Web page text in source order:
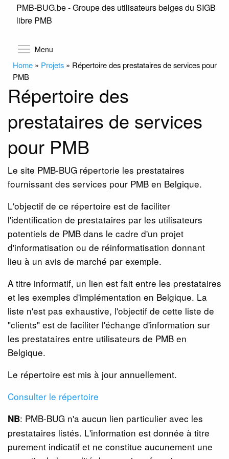
Skip
PMB-BUG.be - Groupe des utilisateurs belges du SIGB
libre PMB
Menu
Home » Projets » Répertoire des prestataires de services pour
PMB
Répertoire des
prestataires de services
pour PMB
Le site PMB-BUG répertorie les prestataires
fournissant des services pour PMB en Belgique.
L'objectif de ce répertoire est de faciliter
l'identification de prestataires par les utilisateurs
potentiels de PMB dans le cadre d'un projet
d'informatisation ou de réinformatisation donnant
lieu à un avis de marché par exemple.
A titre informatif, un lien est fait entre les prestataires
et les exemples d'implémentation en Belgique. La
liste n'est pas exhaustive, l'objectif de cette liste de
"clients" est de faciliter l'échange d'information sur
les prestataires entre utilisateurs de PMB en
Belgique.
Le répertoire est mis à jour annuellement.
Consulter le répertoire
NB: PMB-BUG n'a aucun lien particulier avec les
prestataires listés. L'information est donnée à titre
purement indicatif et ne constitue aucunement une